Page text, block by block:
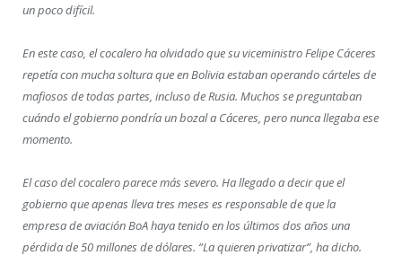
un poco difícil.
En este caso, el cocalero ha olvidado que su viceministro Felipe Cáceres
repetía con mucha soltura que en Bolivia estaban operando cárteles de
mafiosos de todas partes, incluso de Rusia. Muchos se preguntaban
cuándo el gobierno pondría un bozal a Cáceres, pero nunca llegaba ese
momento.
El caso del cocalero parece más severo. Ha llegado a decir que el
gobierno que apenas lleva tres meses es responsable de que la
empresa de aviación BoA haya tenido en los últimos dos años una
pérdida de 50 millones de dólares. “La quieren privatizar”, ha dicho.